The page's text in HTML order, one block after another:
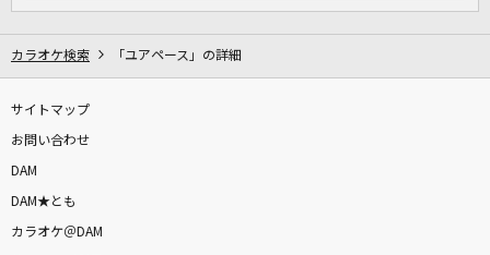
カラオケ検索 「ユアペース」の詳細
サイトマップ
お問い合わせ
DAM
DAM★とも
カラオケ＠DAM